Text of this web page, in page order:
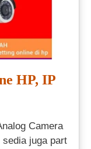
HP, IP
Camera
juga part